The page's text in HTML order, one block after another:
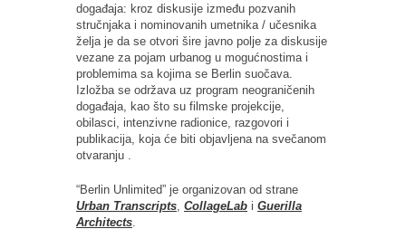
događaja: kroz diskusije između pozvanih
stručnjaka i nominovanih umetnika / učesnika
želja je da se otvori šire javno polje za diskusije
vezane za pojam urbanog u mogućnostima i
problemima sa kojima se Berlin suočava.
Izložba se održava uz program neograničenih
događaja, kao što su filmske projekcije,
obilasci, intenzivne radionice, razgovori i
publikacija, koja će biti objavljena na svečanom
otvaranju .
“Berlin Unlimited” je organizovan od strane
Urban Transcripts CollageLab i Guerilla
Architects